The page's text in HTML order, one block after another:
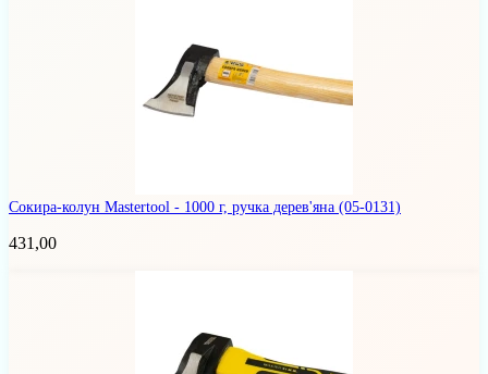
Сокира-колун Mastertool - 1000 г, ручка дерев'яна (05-0131)
431,00